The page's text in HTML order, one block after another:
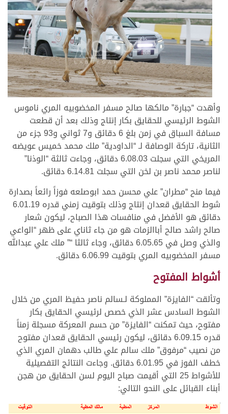
وأهدت “جبارة” مالكها صالح مسفر المخضوبيه المري ناموس
الشوط الرئيسي للحقايق بكار إنتاج وذلك بعد أن قطعت
مسافة السباق في زمن بلغ 6 دقائق و7 ثواني و93 جزء من
الثانية، تاركة الوصافة لـ “الداودية” ملك محمد خميس عويضه
المريخي التي سجلت 6.08.03 دقائق، وجاءت ثالثة “الوذنا”
لناصر محمد ناصر بن لخن التي سجلت 6.14.81 دقائق.
فيما منح “مطران” علي محسن حمد ابوصلعه فوزاً رائعاً بصدارة
شوط الحقايق قعدان إنتاج وذلك بتوقيت زمني قدره 6.01.19
دقائق هو الأفضل في منافسات هذا الصباح، ليكون شعار
صالح راشد صالح أباالزمات هو من جاء ثاناي على ظهر “الواعي
والذي وصل في 6.05.65 دقائق، وجاء ثالثا “” ملك علي عبدالله
مسفر المخضوبيه المري بتوقيت 6.06.99 دقائق.
أشواط المفتوح
وتألقت “الفايزة” المملوكة لـسالم ناصر حفيظ المري من خلال
الشوط السادس عشر الذي خصص لرئيسي الحقايق بكار
مفتوح، حيث تمكنت “الفايزة” من حسم المعركة مسجلة زمناً
قدره 6.09.15 دقائق، ليكون رئيسي الحقايق قعدان مفتوح
من نصيب “مرفوق” ملك سالم علي طالب دهمان المري الذي
خطف الفوز في 6.01.95 دقائق. وجاءت النتائج التفصيلية
للأشواط 25 التي أقيمت صباح اليوم لسن الحقايق من هجن
أبناء القبائل على النحو التالي: